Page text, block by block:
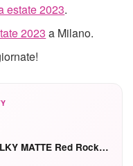
estate 2023.
2023 a Milano.
MAC M·A·CXIMAL SILKY MATTE Red Rock mat